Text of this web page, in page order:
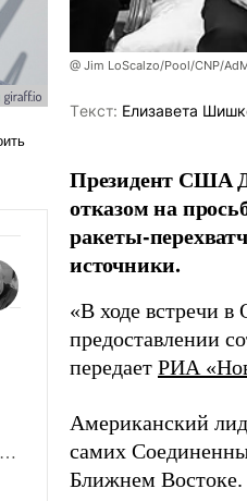
@ Jim LoScalzo/Pool/CNP/
Tекст: Елизавета
Президент США
отказом на
ракеты-
источники.
«В ходе встречи
предоставлении
передает РИА
Американский
самих
Ближнем Востоке.